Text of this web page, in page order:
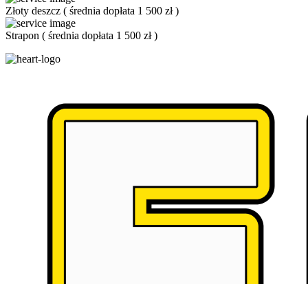
Złoty deszcz ( średnia dopłata 1 500 zł)
Strapon ( średnia dopłata 1 500 zł)